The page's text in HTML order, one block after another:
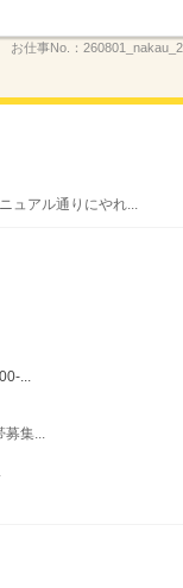
お仕事No.：
ュアル通りにやれ...
...
募集...